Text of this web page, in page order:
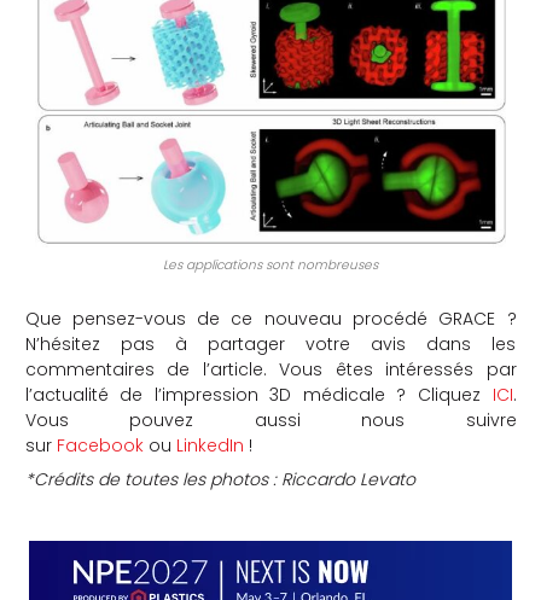
Les applications sont nombreuses
Que pensez-vous de ce nouveau procédé GRACE ?
N’hésitez pas à partager votre avis dans les
commentaires de l’article. Vous êtes intéressés par
l’actualité de l’impression 3D médicale ? Cliquez ICI.
Vous pouvez aussi nous suivre
sur Facebookou LinkedIn !
*Crédits de toutes les photos : Riccardo Levato